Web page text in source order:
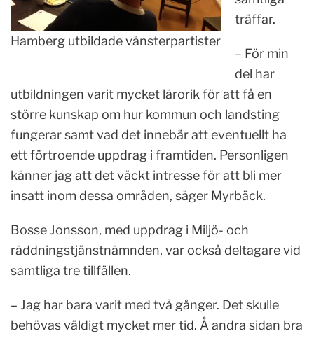
Hamberg utbildade vänsterpartister
träffar.
– För min
del har
utbildningen varit mycket lärorik för att få en
större kunskap om hur kommun och landsting
fungerar samt vad det innebär att eventuellt ha
ett förtroende uppdrag i framtiden. Personligen
känner jag att det väckt intresse för att bli mer
insatt inom dessa områden, säger Myrbäck.
Bosse Jonsson, med uppdrag i Miljö- och
räddningstjänstnämnden, var också deltagare vid
samtliga tre tillfällen.
– Jag har bara varit med två gånger. Det skulle
behövas väldigt mycket mer tid. Å andra sidan bra